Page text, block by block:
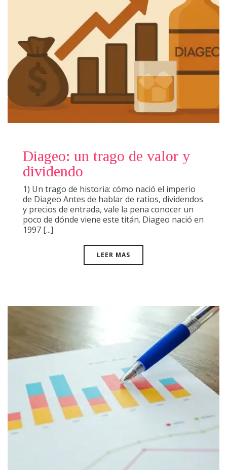
Diageo: un trago de valor y
dividendo
1) Un trago de historia: cómo nació el imperio
de Diageo Antes de hablar de ratios, dividendos
y precios de entrada, vale la pena conocer un
poco de dónde viene este titán. Diageo nació en
1997 [...]
LEER MAS